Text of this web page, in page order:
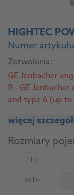
HIGHTEC
Numer
Zezwolenia:
GE Jenbacher
B - GE
and type 6 (up to
więcej
Rozmiary
1 litr(Not available)
60 litr(Not available)